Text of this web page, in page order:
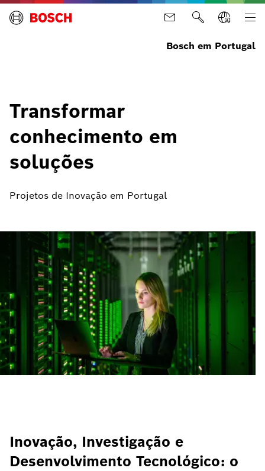
Bosch em Portugal
Transformar
conhecimento em
soluções
Projetos de Inovação em Portugal
Inovação, Investigação e
Desenvolvimento Tecnológico: o